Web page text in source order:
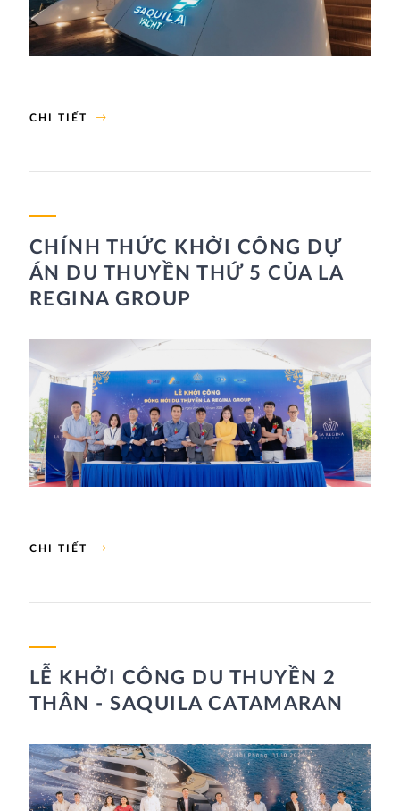
CHI TIẾT
CHÍNH THỨC KHỞI CÔNG DỰ
ÁN DU THUYỀN THỨ 5 CỦA LA
REGINA GROUP
CHI TIẾT
LỄ KHỞI CÔNG DU THUYỀN 2
THÂN - SAQUILA CATAMARAN